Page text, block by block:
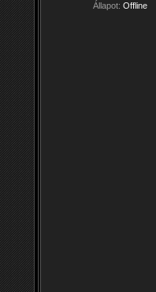
Állapot: Offline